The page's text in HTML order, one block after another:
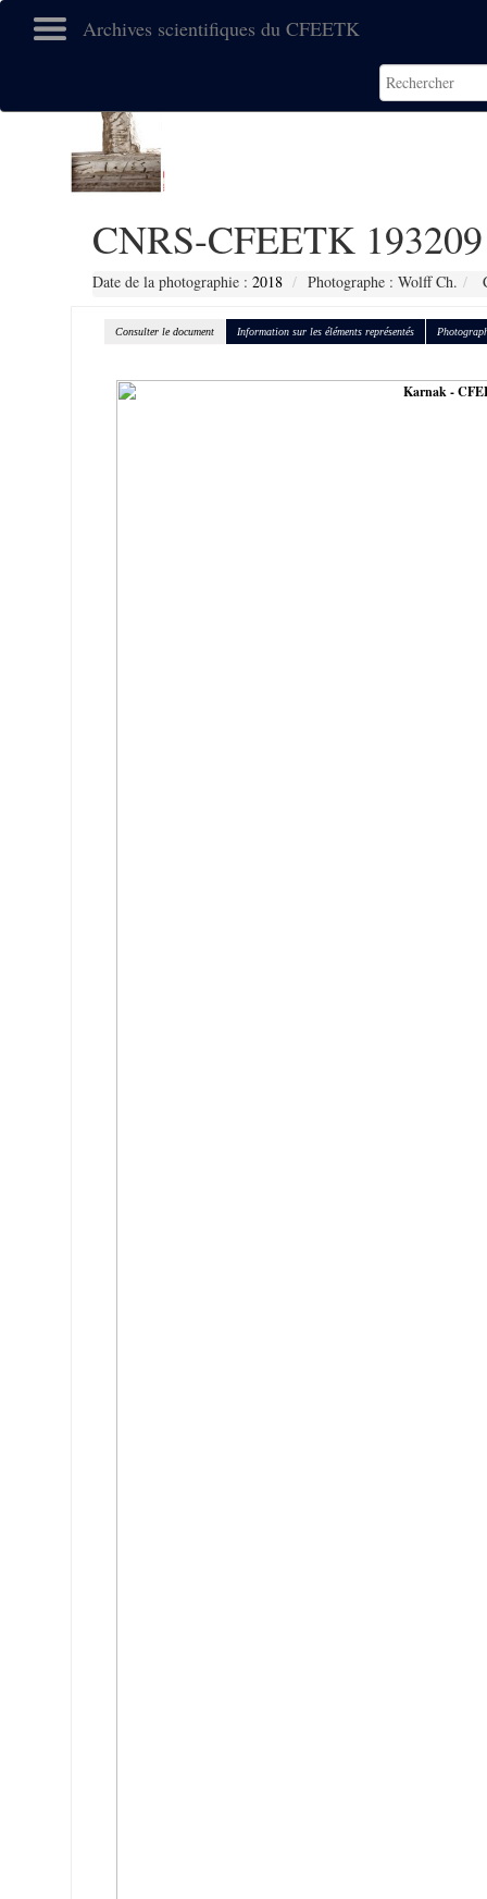
Archives scientifiques du CFEETK
CNRS-CFEETK 193209
Date de la photographie : 2018 Photographe : Wolff Ch.
Consulter le document Information sur les éléments représentés